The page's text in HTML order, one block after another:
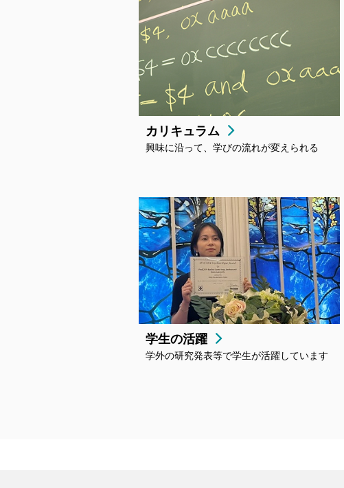
カリキュラム
興味に沿って、学びの流れが変えられる
学生の活躍
学外の研究発表等で学生が活躍しています